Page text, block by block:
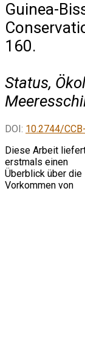
Guinea-
160.
Status,
DOI: 10.2744/
Diese Arbeit
erstmals einen
Überblick über die
Vorkommen von